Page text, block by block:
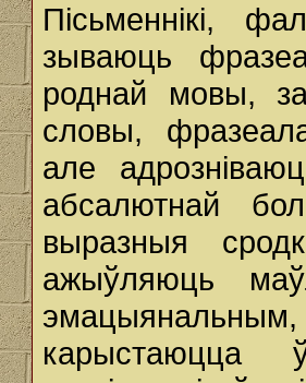
Пісьменнікі,
зываюць
роднай мовы,
словы,
але
абсалютнай
выразныя
ажыўляюць
эмацыянальным,
карыстаюцца